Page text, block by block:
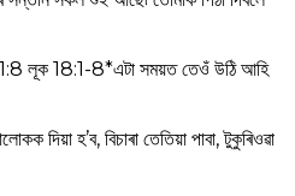
11:8 লূক 18:1-8*এটা সময়ত তেওঁ উঠি আহি
হ’ব, বিচাৰা তেতিয়া পাবা, টুকুৰিওৱা